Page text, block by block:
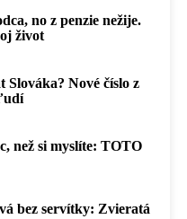
no z penzie nežije.
život
Nové číslo z
než si myslíte: TOTO
bez servítky: Zvieratá